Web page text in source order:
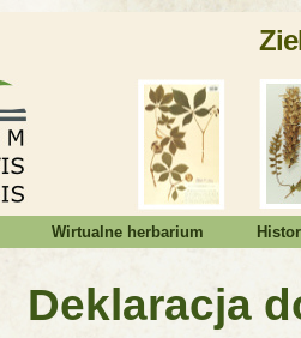
Wirtualne herbarium
Deklaracja